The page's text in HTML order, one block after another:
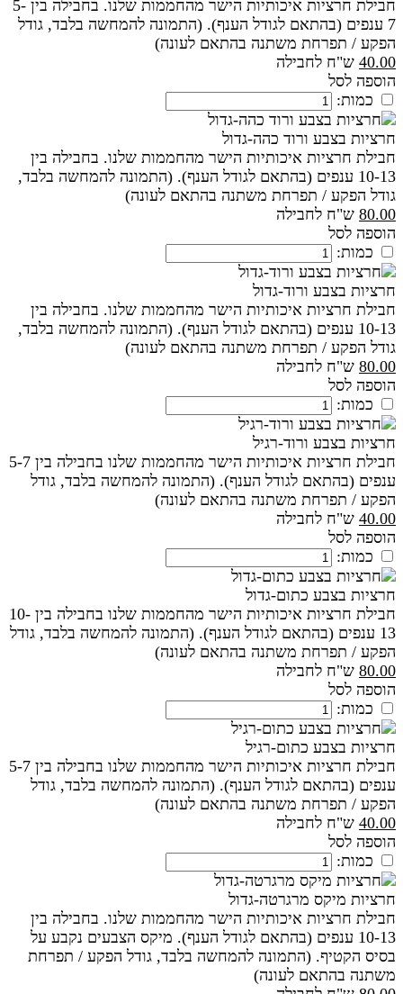
חבילת חרציות איכותיות הישר מהחממות שלנו. בחבילה בין 5-
7 ענפים (בהתאם לגודל הענף). (התמונה להמחשה בלבד, גודל
הפקע / תפרחת משתנה בהתאם לעונה)
40.00 ש"ח לחבילה
הוספה לסל
כמות:
חרציות בצבע ורוד כהה-גדול
חבילת חרציות איכותיות הישר מהחממות שלנו. בחבילה בין
10-13 ענפים (בהתאם לגודל הענף). (התמונה להמחשה בלבד,
גודל הפקע / תפרחת משתנה בהתאם לעונה)
80.00 ש"ח לחבילה
הוספה לסל
כמות:
חרציות בצבע ורוד-גדול
חבילת חרציות איכותיות הישר מהחממות שלנו. בחבילה בין
10-13 ענפים (בהתאם לגודל הענף). (התמונה להמחשה בלבד,
גודל הפקע / תפרחת משתנה בהתאם לעונה)
80.00 ש"ח לחבילה
הוספה לסל
כמות:
חרציות בצבע ורוד-רגיל
חבילת חרציות איכותיות הישר מהחממות שלנו בחבילה בין 5-7
ענפים (בהתאם לגודל הענף). (התמונה להמחשה בלבד, גודל
הפקע / תפרחת משתנה בהתאם לעונה)
40.00 ש"ח לחבילה
הוספה לסל
כמות:
חרציות בצבע כתום-גדול
חבילת חרציות איכותיות הישר מהחממות שלנו בחבילה בין 10-
13 ענפים (בהתאם לגודל הענף). (התמונה להמחשה בלבד, גודל
הפקע / תפרחת משתנה בהתאם לעונה)
80.00 ש"ח לחבילה
הוספה לסל
כמות:
חרציות בצבע כתום-רגיל
חבילת חרציות איכותיות הישר מהחממות שלנו בחבילה בין 5-7
ענפים (בהתאם לגודל הענף). (התמונה להמחשה בלבד, גודל
הפקע / תפרחת משתנה בהתאם לעונה)
40.00 ש"ח לחבילה
הוספה לסל
כמות:
חרציות מיקס מרגרטה-גדול
חבילת חרציות איכותיות הישר מהחממות שלנו. בחבילה בין
10-13 ענפים (בהתאם לגודל הענף). מיקס הצבעים נקבע על
בסיס הקטיף. (התמונה להמחשה בלבד, גודל הפקע / תפרחת
משתנה בהתאם לעונה)